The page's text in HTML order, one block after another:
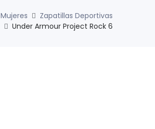
Mujeres
Zapatillas Deportivas
Under Armour Project Rock 6